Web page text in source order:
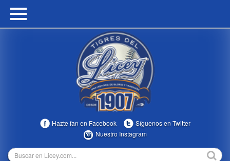
HOME
MULTIMEDIA
Hazte fan en Facebook
Síguenos en Twitter
Nuestro Instagram